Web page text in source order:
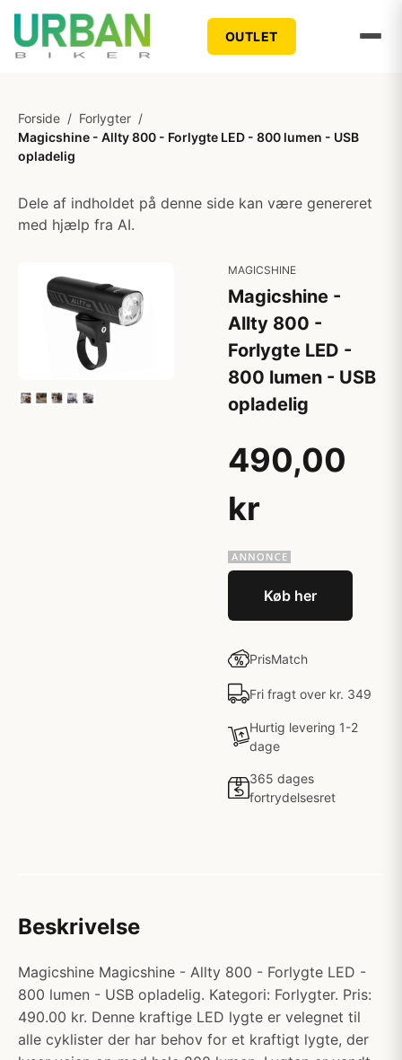
OUTLET
Forside / Forlygter /
Magicshine - Allty 800 - Forlygte LED - 800 lumen - USB
opladelig
Dele af indholdet på denne side kan være genereret
med hjælp fra AI.
MAGICSHINE
Magicshine -
Allty 800 -
Forlygte LED -
800 lumen - USB
opladelig
490,00
kr
Køb her
PrisMatch
Fri fragt over kr. 349
Hurtig levering 1-2
dage
365 dages
fortrydelsesret
Beskrivelse
Magicshine Magicshine - Allty 800 - Forlygte LED -
800 lumen - USB opladelig. Kategori: Forlygter. Pris:
490.00 kr. Denne kraftige LED lygte er velegnet til
alle cyklister der har behov for et kraftigt lygte, der